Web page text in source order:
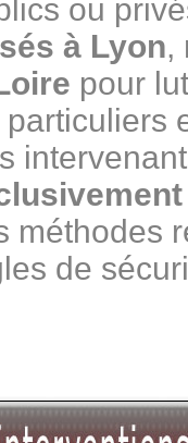
ou
à Lyon,
pour
particuliers
méthodes
de